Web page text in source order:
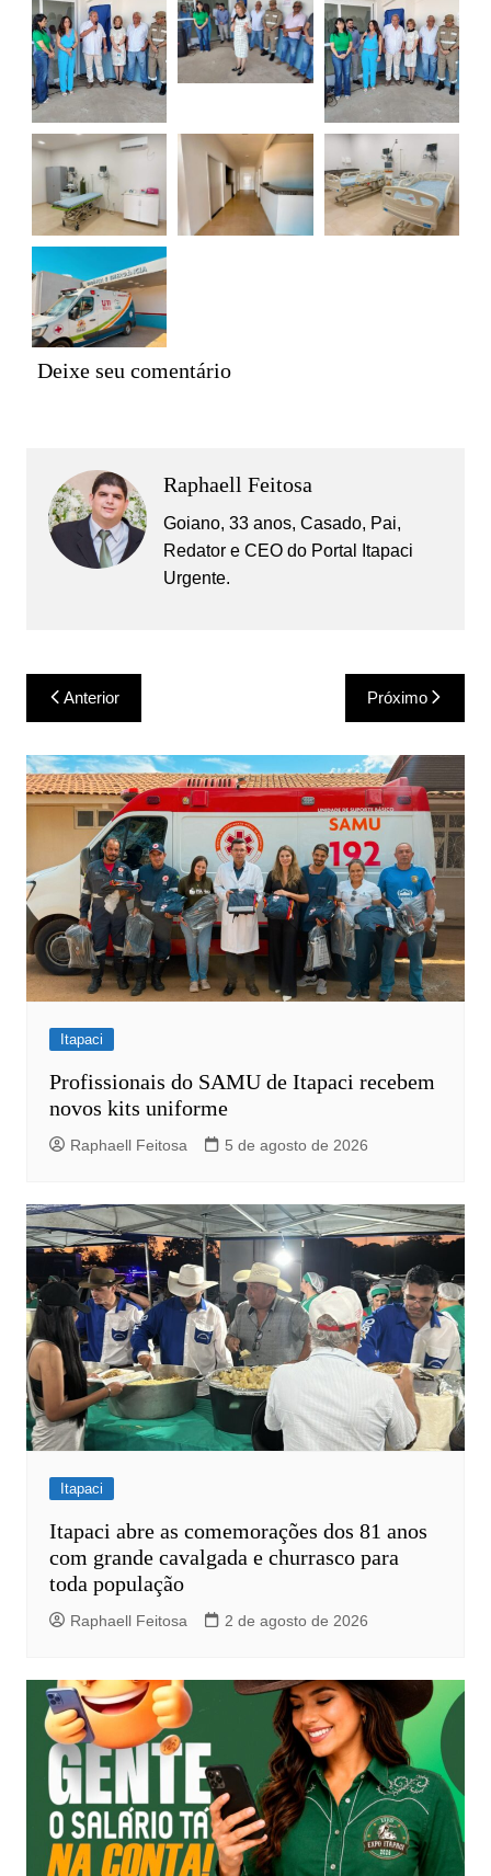
Deixe seu comentário
Raphaell Feitosa
Goiano, 33 anos, Casado, Pai,
Redator e CEO do Portal Itapaci
Urgente.
Navegação
de
Post
Anterior Próximo
Itapaci
Profissionais do SAMU de Itapaci recebem
novos kits uniforme
Raphaell Feitosa 5 de agosto de 2026
Itapaci
Itapaci abre as comemorações dos 81 anos
com grande cavalgada e churrasco para
toda população
Raphaell Feitosa 2 de agosto de 2026